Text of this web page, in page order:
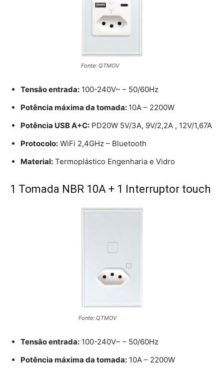
Fonte: QTMOV
Tensão entrada: 100-240V~ – 50/60Hz
Potência máxima da tomada: 10A – 2200W
Potência USB A+C: PD20W 5V/3A, 9V/2,2A , 12V/1,67A
Protocolo: WiFi 2,4GHz – Bluetooth
Material: Termoplástico Engenharia e Vidro
1 Tomada NBR 10A + 1 Interruptor touch
Fonte: QTMOV
Tensão entrada: 100-240V~ – 50/60Hz
Potência máxima da tomada: 10A – 2200W